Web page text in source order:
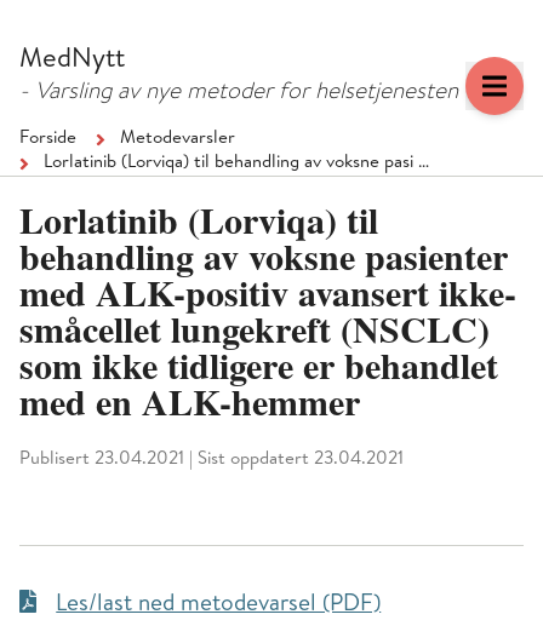
MedNytt
- Varsling av nye metoder for helsetjenesten
Forside
Metodevarsler
Lorlatinib (Lorviqa) til behandling av voksne pasi …
Lorlatinib (Lorviqa) til
behandling av voksne pasienter
med ALK-positiv avansert ikke-
småcellet lungekreft (NSCLC)
som ikke tidligere er behandlet
med en ALK-hemmer
Publisert 23.04.2021 Sist oppdatert 23.04.2021
Les/last ned metodevarsel (PDF)